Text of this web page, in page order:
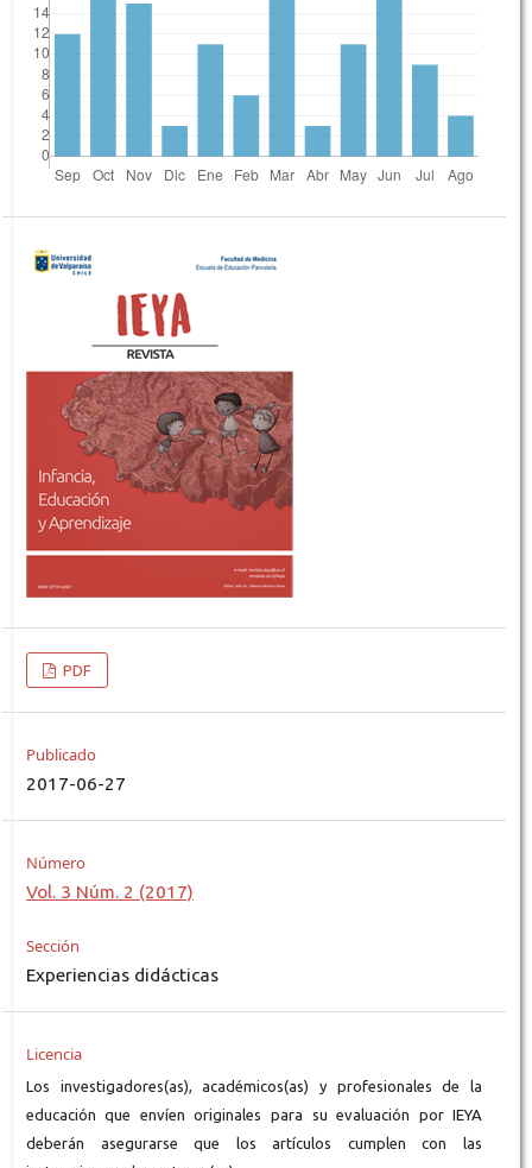
PDF
Publicado
2017-06-27
Número
Vol. 3 Núm. 2 (2017)
Sección
Experiencias didácticas
Licencia
Los investigadores(as), académicos(as) y profesionales de la
educación que envíen originales para su evaluación por IEYA
deberán asegurarse que los artículos cumplen con las